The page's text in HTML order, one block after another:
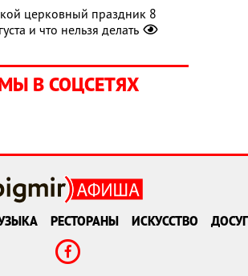
церковный праздник 8
и что нельзя делать
В СОЦСЕТЯХ
РЕСТОРАНЫ ИСКУССТВО ДОСУГ